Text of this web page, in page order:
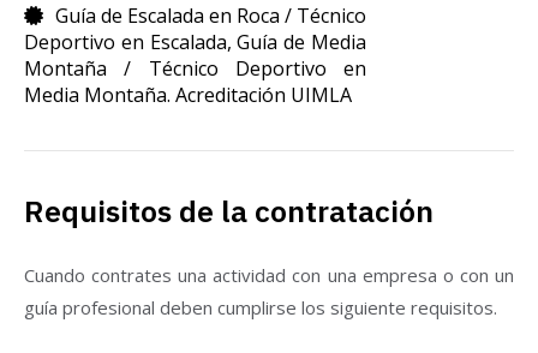
Guía de Escalada en Roca / Técnico
Deportivo en Escalada,Guía de Media
Montaña / Técnico Deportivo en
Media Montaña. Acreditación UIMLA
Requisitos de la contratación
Cuando contrates una actividad con una empresa o con un
guía profesional deben cumplirse los siguiente requisitos.